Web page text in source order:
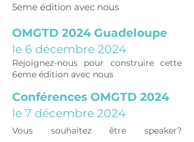
5eme édition avec nous
OMGTD 2024 Guadeloupe
le 6 décembre 2024
Rejoignez-nous pour construire cette
6eme édition avec nous
Conférences OMGTD 2024
le 7 décembre 2024
Vous souhaitez être speaker?